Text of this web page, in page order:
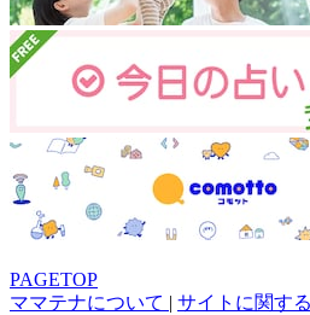
PAGETOP
ママテナについて | サイトに関す